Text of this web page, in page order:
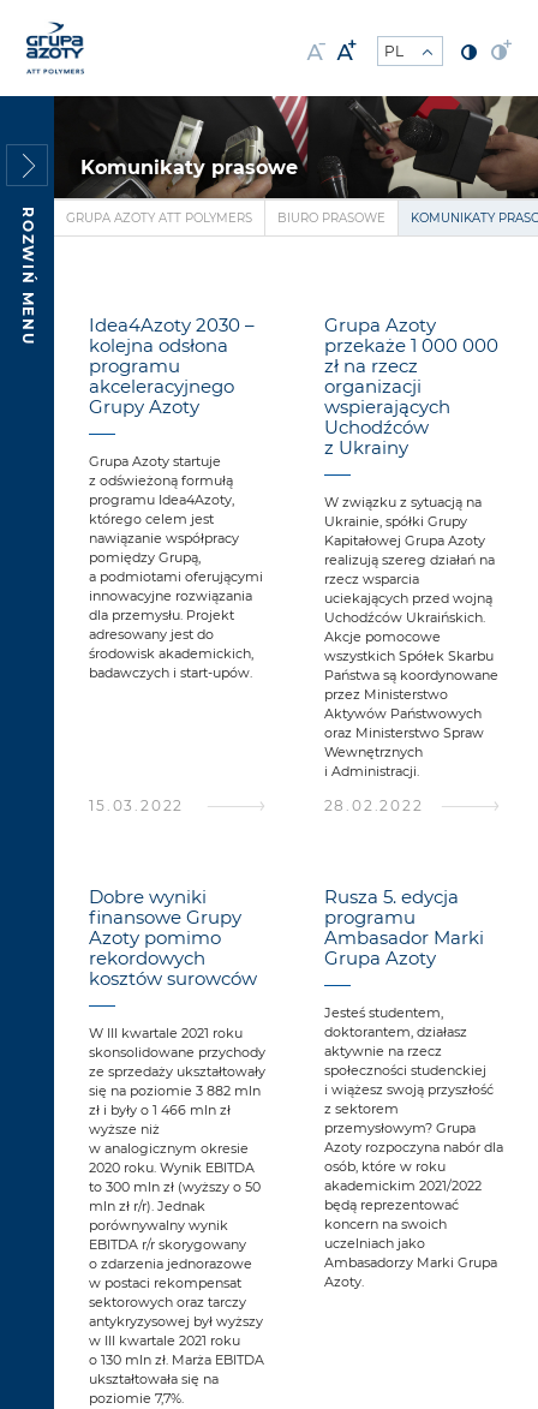
ROZWIŃ MENU
Komunikaty prasowe
GRUPA AZOTY ATT POLYMERS BIURO PRASOWE KOMUNIKATY
Idea4Azoty 2030 –
kolejna odsłona
programu
akceleracyjnego
Grupy Azoty
Grupa Azoty startuje
z odświeżoną formułą
programu Idea4Azoty,
którego celem jest
nawiązanie współpracy
pomiędzy Grupą,
a podmiotami oferującymi
innowacyjne rozwiązania
dla przemysłu. Projekt
adresowany jest do
środowisk akademickich,
badawczych i start-upów.
15.03.2022
Grupa Azoty
przekaże 1 000 000
zł na rzecz
organizacji
wspierających
Uchodźców
z Ukrainy
W związku z sytuacją na
Ukrainie, spółki Grupy
Kapitałowej Grupa Azoty
realizują szereg działań na
rzecz wsparcia
uciekających przed wojną
Uchodźców Ukraińskich.
Akcje pomocowe
wszystkich Spółek Skarbu
Państwa są koordynowane
przez Ministerstwo
Aktywów Państwowych
oraz Ministerstwo Spraw
Wewnętrznych
i Administracji.
28.02.2022
Dobre wyniki
finansowe Grupy
Azoty pomimo
rekordowych
kosztów surowców
W III kwartale 2021 roku
skonsolidowane przychody
ze sprzedaży ukształtowały
się na poziomie 3 882 mln
zł i były o 1 466 mln zł
wyższe niż
w analogicznym okresie
2020 roku. Wynik EBITDA
to 300 mln zł (wyższy o 50
mln zł r/r). Jednak
porównywalny wynik
EBITDA r/r skorygowany
o zdarzenia jednorazowe
w postaci rekompensat
sektorowych oraz tarczy
antykryzysowej był wyższy
w III kwartale 2021 roku
o 130 mln zł. Marża EBITDA
ukształtowała się na
poziomie 7,7%.
Rusza 5. edycja
programu
Ambasador Marki
Grupa Azoty
Jesteś studentem,
doktorantem, działasz
aktywnie na rzecz
społeczności studenckiej
i wiążesz swoją przyszłość
z sektorem
przemysłowym? Grupa
Azoty rozpoczyna nabór dla
osób, które w roku
akademickim 2021/2022
będą reprezentować
koncern na swoich
uczelniach jako
Ambasadorzy Marki Grupa
Azoty.